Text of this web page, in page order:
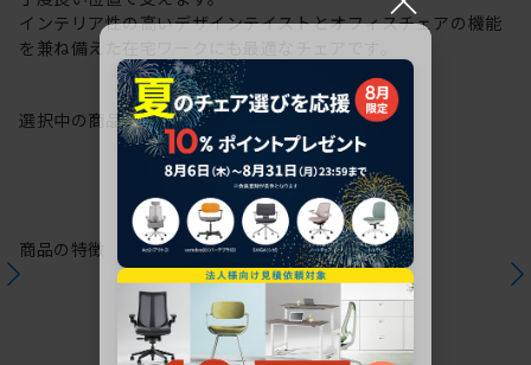
インテリア性の高いデザインテイストとオフィスチェアの機能
を兼ね備えた在宅ワークにも最適なチェアです。
選択中の商品情報保証注意事項
商品の特徴